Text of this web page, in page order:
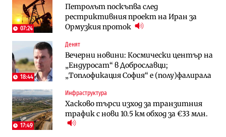
07:24
Петролът поскъпва след
рестриктивния проект на Иран за
Ормузкия проток
18:44
Денят
Вечерни новини: Космически център на
„Ендуросат“ в Доброславци;
„Топлофикация София“ e (полу)фалирала
17:49
Инфраструктура
Хасково търси изход за транзитния
трафик с нови 10.5 км обход за €33 млн.
Столична община избра изпълнител за
преместването на трамвайното
трасе по бул. „Скобелев“
Компании
Vivacom предлага над 150 устройства с
90% отстъпка през август
Енергетика
АЕЦ „Козлодуй“ ще работи само още
няколко седмици, ако сушата продължи
Vivacom предлага над 150 устройства с
90% отстъпка през август
To:know
Последни дни с обозначаване на цените
в лева: Какво предстои?
Градоустройство
Столична община избра изпълнител за
преместването на трамвайното
трасе по бул. „Скобелев“